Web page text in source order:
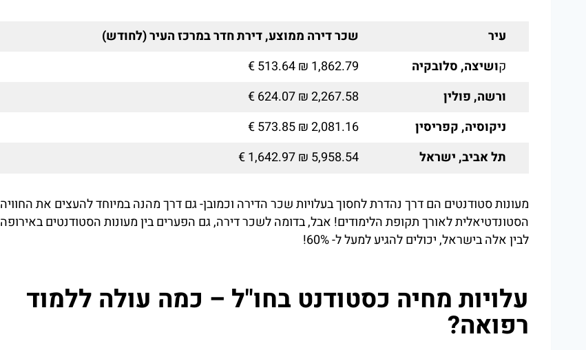
עיר שכר דירה ממוצע,דירת חדר במרכז העיר(לחודש)
קושיצה, סלובקיה
1,862.79 ₪ 513.64 €
ורשה, פולין
2,267.58 ₪ 624.07 €
ניקוסיה, קפריסין
2,081.16 ₪ 573.85 €
תל אביב, ישראל
5,958.54 ₪ 1,642.97 €
מעונות סטודנטים הם דרך נהדרת לחסוך בעלויות שכר הדירה וכמובן- גם דרך מהנה במיוחד להעצים את החוויה
הסטונדטיאלית לאורך תקופת הלימודים! אבל, בדומה לשכר דירה, גם הפערים בין מעונות הסטודנטים באירופה
לבין אלה בישראל, יכולים להגיע למעל ל- 60%!
עלויות מחיה כסטודנט בחו"ל – כמה עולה ללמוד
רפואה?